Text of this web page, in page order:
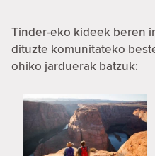
Tinder-eko kideek beren
dituzte komunitateko
ohiko jarduerak batzuk: